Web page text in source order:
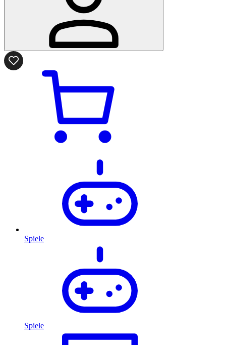
Spiele
Spiele